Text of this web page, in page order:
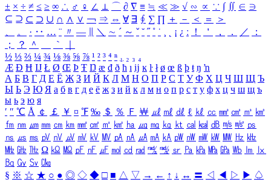
± × ÷ ≠ ≤ ≥ ∞ ∴ ♂ ♀ ∠ ⊥ ⌒ ∂ ∇ ≡ ≒ ≪ ≫ √ ∽ ∝ ∵ ∫ ∬ ∈ ∋
⊆ ⊇ ⊂ ⊃ ∪ ∩ ∧ ∨ ￢ ⇒ ⇔ ∀ ∃ ∮ ∑ ∏ ＋ － ＜ ＝
＞
、
。 · ‥ … ¨ 〃 ― ＼ ∼ ´ ～ ˇ ˘ ˝ ˚ ˙ ¸ ¡ ¿ ː ！ ＇ ， ． ／
：
；
？ ＾ ｀
½ ⅓ ⅔ ¼ ¾ ⅛ ⅜ ⅝ ⅞ ¹ ² ³ ⁴ ⁿ ₁ ₂ ₃ ₄
Æ Ð Ħ Ĳ Ł Ø Œ Þ Ŧ Ŋ æ đ ð ħ ı ĳ ĸ ŀ ł ø œ ß þ ŧ ŋ ŉ
А Б В Г Д Е Ё Ж З И Й К Л М Н О П Р С Т У Ф Х Ц Ч Ш Щ Ъ
Ы Ь Э Ю Я а б в г д е ё ж з и й к л м н о п р с т у ф х ц ч ш щ ъ
ы ь э ю я
′ ″ ℃ Å ￠ ￡ ￥ ¤ ℉ ‰ ＄ ％ Ｆ ￦ ㎕ ㎖ ㎗ ℓ ㎘ ㏄ ㎣ ㎤ ㎥ ㎦
㎙ ㎚ ㎛ ㎜ ㎝ ㎞ ㎟ ㎠ ㎡ ㎢ ㏊ ㎍ ㎎ ㎏ ㏏ ㎈ ㎉ ㏈ ㎧ ㎨ ㎰
㎱ ㎲ ㎳ ㎴ ㎵ ㎶ ㎷ ㎸ ㎹ ㎀ ㎁ ㎂ ㎃ ㎄ ㎺ ㎻ ㎽ ㎾ ㎿ ㎐ ㎑
㎒ ㎓ ㎔ Ω ㏀ ㏁ ㎊ ㎋ ㎌ ㏖ ㏅ ㎭ ㎮ ㎯ ㏛ ㎩ ㎪ ㎫ ㎬ ㏝ ㏐
㏓
㏃ ㏉ ㏜ ㏆
§ ※ ☆ ★ ○ ● ◎ ◇ ◆ □ ■ △ ▽ → ← ↑ ↓ ↔ 〓 ◁ ◀ ▷ ▶ ♤